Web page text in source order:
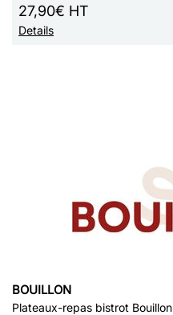
27,90€ HT
Details
BOUILLON
Plateaux-repas bistrot